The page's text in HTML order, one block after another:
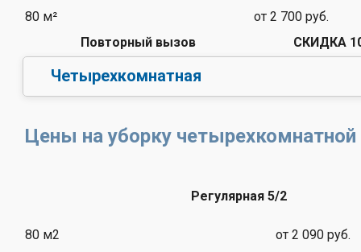
80 м²
от 2 700 руб.
Повторный вызов
СКИДКА
Четырехкомнатная
Цены на уборку
Регулярная 5/2
80 м2
от 2 090 руб.